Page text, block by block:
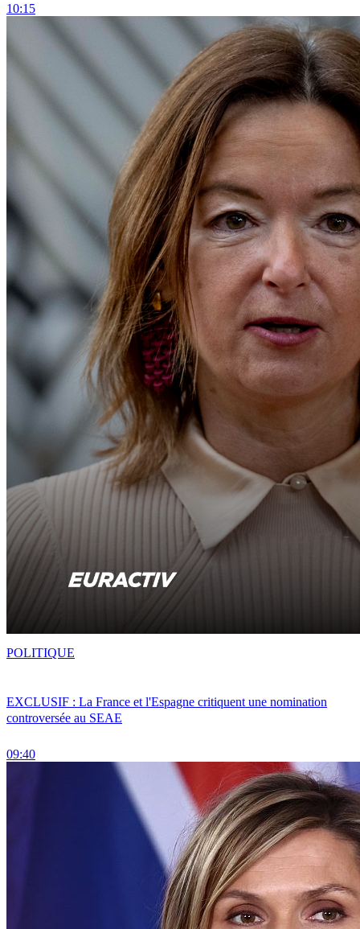
10:15
EXCLUSIF : La France et l'Espagne critiquent une nomination
controversée au SEAE
09:40
POLITIQUE